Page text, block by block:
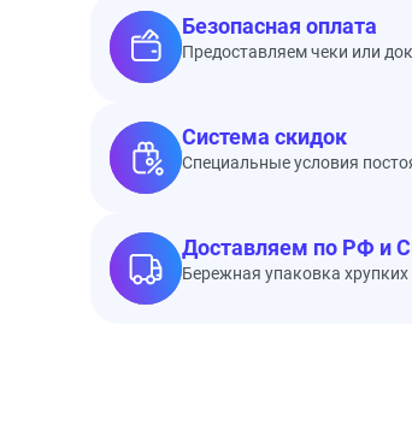
Безопасная оплата
Предоставляем чеки или
Система скидок
Специальные условия
Доставляем по РФ и
Бережная упаковка хрупких